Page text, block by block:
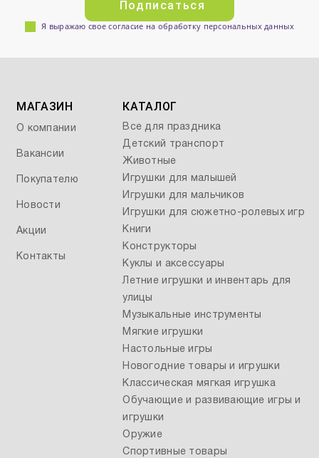
Подписаться
Я выражаю свое согласие на обработку персональных данных
МАГАЗИН
О компании
Вакансии
Покупателю
Новости
Акции
Контакты
КАТАЛОГ
Все для праздника
Детский транспорт
Животные
Игрушки для малышей
Игрушки для мальчиков
Игрушки для сюжетно-ролевых игр
Книги
Конструкторы
Куклы и аксессуары
Летние игрушки и инвентарь для
улицы
Музыкальные инструменты
Мягкие игрушки
Настольные игры
Новогодние товары и игрушки
Классическая мягкая игрушка
Обучающие и развивающие игры и
игрушки
Оружие
Спортивные товары